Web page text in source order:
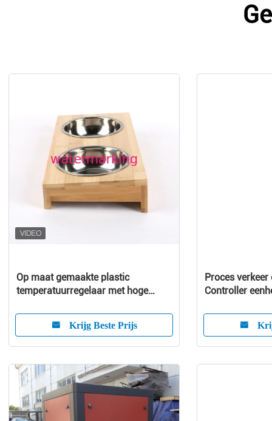
Op maat gemaakte plastic
temperatuurregelaar met hoge
Krijg Beste Prijs
Proces
Controller